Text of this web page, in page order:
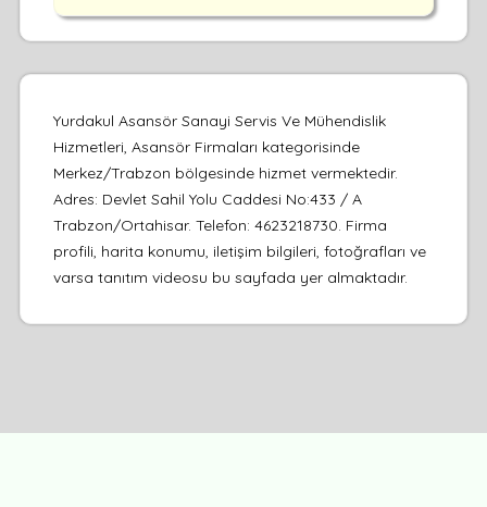
Yurdakul Asansör Sanayi Servis Ve Mühendislik
Hizmetleri, Asansör Firmaları kategorisinde
Merkez/Trabzon bölgesinde hizmet vermektedir.
Adres: Devlet Sahil Yolu Caddesi No:433 / A
Trabzon/Ortahisar. Telefon: 4623218730. Firma
profili, harita konumu, iletişim bilgileri, fotoğrafları ve
varsa tanıtım videosu bu sayfada yer almaktadır.